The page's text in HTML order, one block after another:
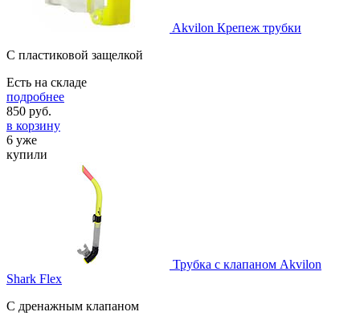
Akvilon Крепеж трубки
C пластиковой защелкой
Есть на складе
подробнее
850 руб.
в корзину
6 уже
купили
Трубка с клапаном Akvilon
Shark Flex
С дренажным клапаном